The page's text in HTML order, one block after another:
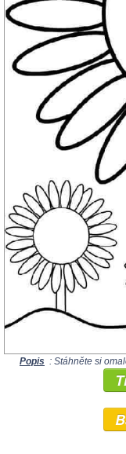
Popis : Stáhněte si